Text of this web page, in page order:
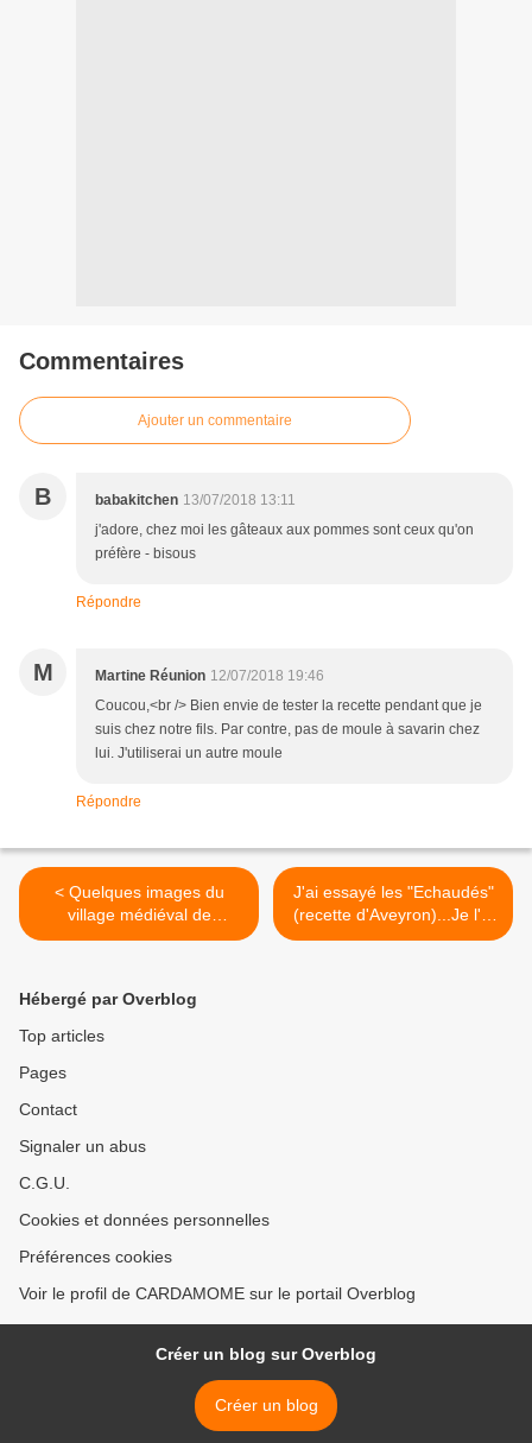
Commentaires
Ajouter un commentaire
B babakitchen 13/07/2018 13:11
j'adore, chez moi les gâteaux aux pommes sont ceux qu'on
préfère - bisous
Répondre
M Martine Réunion 12/07/2018 19:46
Coucou,<br /> Bien envie de tester la recette pendant que je
suis chez notre fils. Par contre, pas de moule à savarin chez
lui. J'utiliserai un autre moule
Répondre
< Quelques images du
village médiéval de
Monestiés (81)
J'ai essayé les "Echaudés"
(recette d'Aveyron)...Je l'ai
été >
Hébergé par Overblog
Top articles
Pages
Contact
Signaler un abus
C.G.U.
Cookies et données personnelles
Préférences cookies
Voir le profil de CARDAMOME sur le portail Overblog
Créer un blog sur Overblog
Créer un blog